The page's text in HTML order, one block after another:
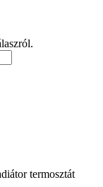
termosztát